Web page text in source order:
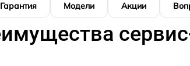
Гарантия Модели Акции